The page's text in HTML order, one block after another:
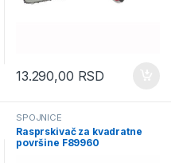
13.290,00 RSD
SPOJNICE
Rasprskivač za kvadratne
površine F89960